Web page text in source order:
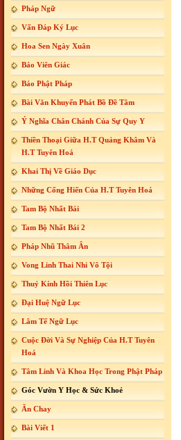
Pháp Ngữ
Vấn Đáp Ký Lục
Hoa Sen Ngày Xuân
Báo Viên Giác
Báo Phật Pháp
Bài Văn Khuyến Phát Bồ Đề Tâm
Ý Nghĩa Chân Chánh Của Sự Quy Y
Thiền Thoại Giữa H.T Quảng Khâm Và
H.T Tuyên Hoá
Khai Thị Về Giáo Dục
Những Cống Hiến Của H.T Tuyên Hoá
Tam Bộ Nhất Bái
Tam Bộ Nhất Bái 2
Pháp Nhũ Thâm Ân
Vong Linh Thai Nhi Vô Tội
Thuỷ Kính Hồi Thiên Lục
Đại Huệ Ngữ Lục
Lâm Tế Ngữ Lục
Cuộc Đời Và Sự Nghiệp Của H.T Tuyên
Hoá
Tâm Linh Và Khoa Học Trong Phật Pháp
Góc Vườn Y Học & Sức Khoẻ
Ăn Chay
Bài Viết 1